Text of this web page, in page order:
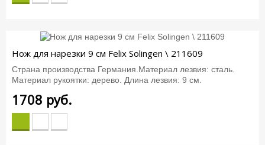
Нож для нарезки 9 см Felix Solingen \ 211609
Страна производства Германия.Материал лезвия: сталь.
Материал рукоятки: дерево. Длина лезвия: 9 см.
1708 руб.